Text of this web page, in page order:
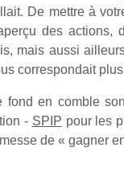
De mettre à
des actions,
mais aussi
correspondait plus
fond en comble
- SPIP pour les
de « gagner